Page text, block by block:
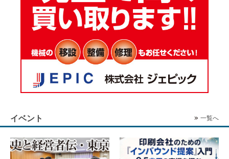
イベント 一覧へ